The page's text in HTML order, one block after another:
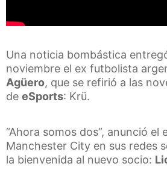
Una noticia bombástica
noviembre el ex futbolista
Agüero, que se refirió a las
de eSports: Krü.
“Ahora somos dos”, anunció el
Manchester City en sus redes
la bienvenida al nuevo socio: